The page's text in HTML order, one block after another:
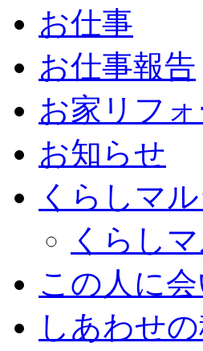
お仕事
お仕事報告
お家リフ
お知らせ
くらしマ
くらし
この人に
しあわせ